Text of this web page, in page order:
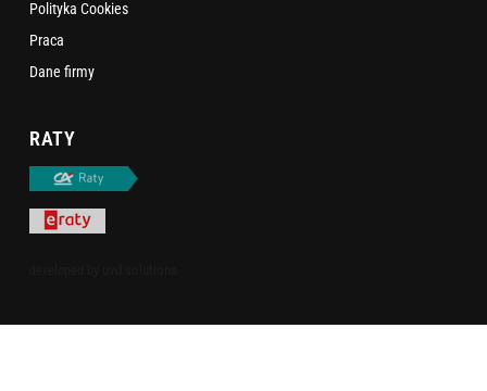
Polityka Cookies
Praca
Dane firmy
RATY